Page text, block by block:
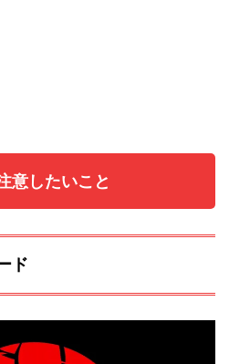
意したいこと
ド